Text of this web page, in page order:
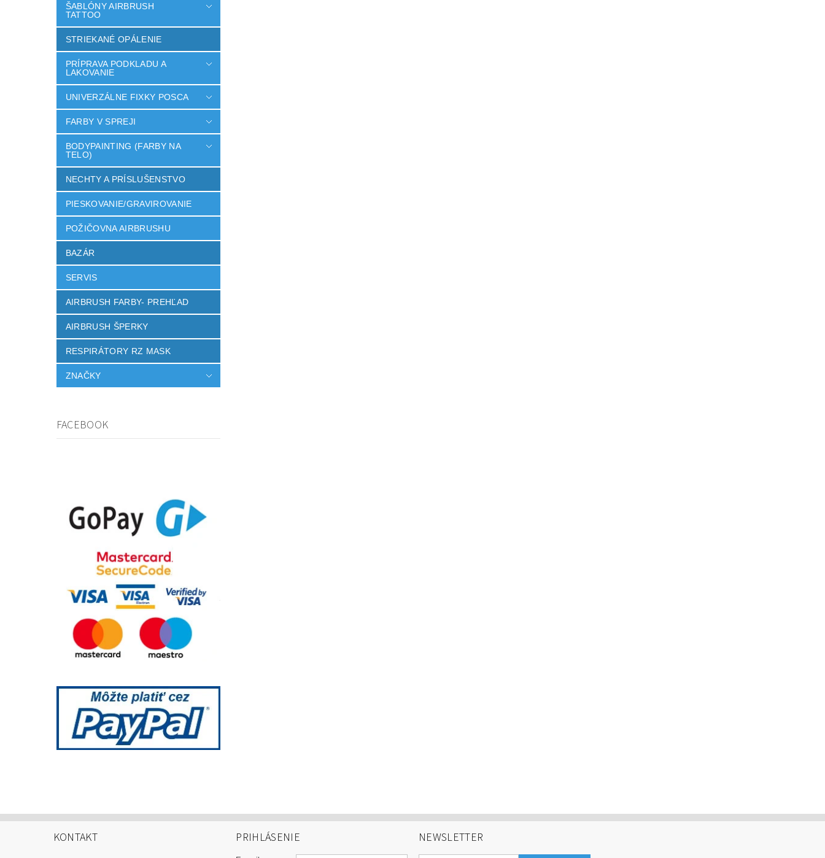
ŠABLÓNY AIRBRUSH
TATTOO
STRIEKANÉ OPÁLENIE
PRÍPRAVA PODKLADU A
LAKOVANIE
UNIVERZÁLNE FIXKY POSCA
FARBY V SPREJI
BODYPAINTING (FARBY NA
TELO)
NECHTY A PRÍSLUŠENSTVO
PIESKOVANIE/GRAVIROVANIE
POŽIČOVNA AIRBRUSHU
BAZÁR
SERVIS
AIRBRUSH FARBY- PREHĽAD
AIRBRUSH ŠPERKY
RESPIRÁTORY RZ MASK
ZNAČKY
FACEBOOK
KONTAKT PRIHLÁSENIE NEWSLETTER